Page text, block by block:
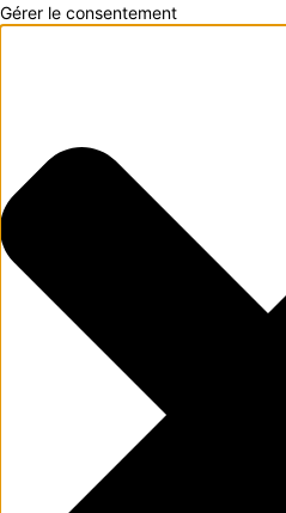
Gérer le consentement